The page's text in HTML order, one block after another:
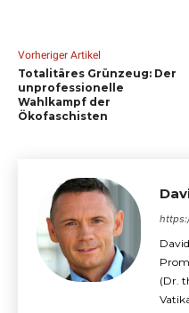
Vorheriger Artikel
Totalitäres Grünzeug: Der
unprofessionelle
Wahlkampf der
Ökofaschisten
(Dr.